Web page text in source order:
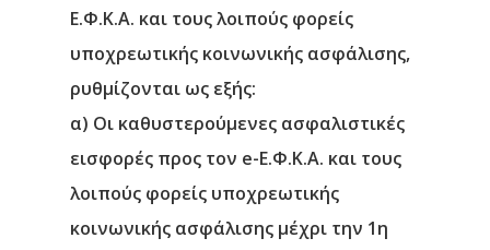
Ε.Φ.Κ.Α. και τους λοιπούς φορείς
υποχρεωτικής κοινωνικής ασφάλισης,
ρυθμίζονται ως εξής:
α) Οι καθυστερούμενες ασφαλιστικές
εισφορές προς τον e-Ε.Φ.Κ.Α. και τους
λοιπούς φορείς υποχρεωτικής
κοινωνικής ασφάλισης μέχρι την 1η